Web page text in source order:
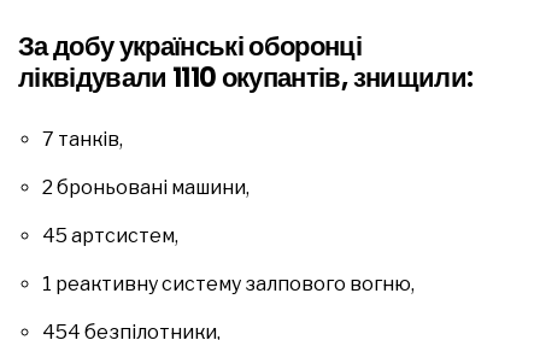
За добу українські оборонці
ліквідували 1110 окупантів, знищили:
7 танків,
2 броньовані машини,
45 артсистем,
1 реактивну систему залпового вогню,
454 безпілотники,